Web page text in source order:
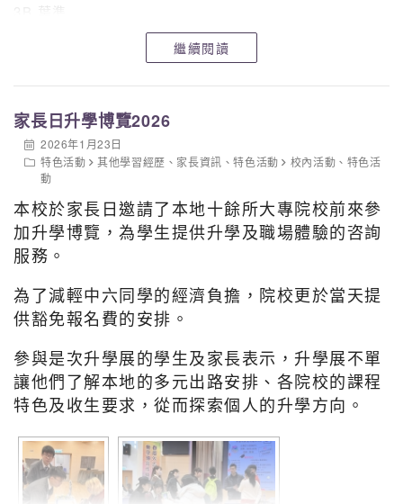
4B 李希健
4B 曾靖童
4B 陸梓渝
4C 劉智康
4D 黎梓鋒
銀獎
1B 袁錫權
4A 徐源希
恭賀以上得獎同學，鼓勵同學們再接再勵，追求卓越，得
到更好成績！
繼續閱讀
家長日升學博覽2026
2026年1月23日
特色活動
其他學習經歷 、 家長資訊 、特色活動 校內活動 、 特色活
動
本校於家長日邀請了本地十餘所大專院校前來參
加升學博覽，為學生提供升學及職場體驗的咨詢
服務。
為了減輕中六同學的經濟負擔，院校更於當天提
供豁免報名費的安排。
參與是次升學展的學生及家長表示，升學展不單
讓他們了解本地的多元出路安排、各院校的課程
特色及收生要求，從而探索個人的升學方向。